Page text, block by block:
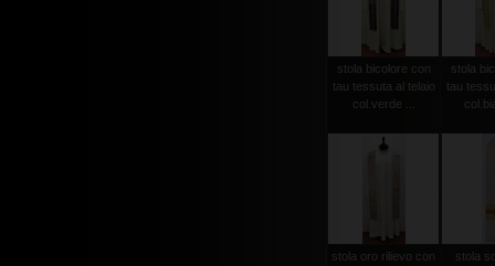
stola bicolore con
tau tessuta al telaio
col.verde ...
stola
tau
stola oro rilievo con
stola